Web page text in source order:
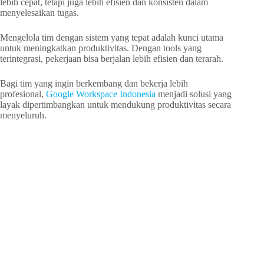
lebih cepat, tetapi juga lebih efisien dan konsisten dalam
menyelesaikan tugas.
Mengelola tim dengan sistem yang tepat adalah kunci utama
untuk meningkatkan produktivitas. Dengan tools yang
terintegrasi, pekerjaan bisa berjalan lebih efisien dan terarah.
Bagi tim yang ingin berkembang dan bekerja lebih
profesional, Google Workspace Indonesia menjadi solusi yang
layak dipertimbangkan untuk mendukung produktivitas secara
menyeluruh.